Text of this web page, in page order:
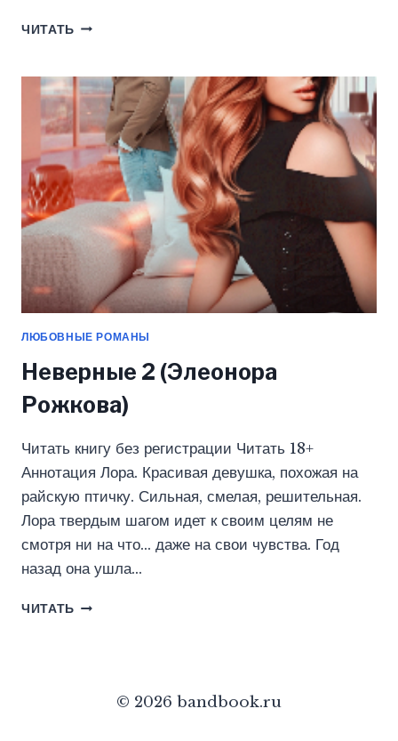
ЧИТАТЬ НЕВЕРНЫЕ
ЛЮБОВНЫЕ РОМАНЫ
Неверные 2 (Элеонора
Рожкова)
Читать книгу без регистрации Читать 18+
Аннотация Лора. Красивая девушка, похожая на
райскую птичку. Сильная, смелая, решительная.
Лора твердым шагом идет к своим целям не
смотря ни на что… даже на свои чувства. Год
назад она ушла…
ЧИТАТЬ НЕВЕРНЫЕ
© 2026 bandbook.ru